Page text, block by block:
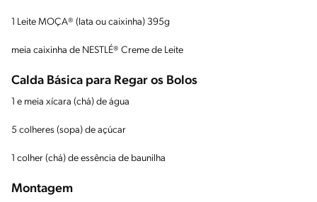
1 Leite MOÇA® (lata ou caixinha) 395g
meia caixinha de NESTLÉ® Creme de Leite
Calda Básica para Regar os Bolos
1 e meia xícara (chá) de água
5 colheres (sopa) de açúcar
1 colher (chá) de essência de baunilha
Montagem